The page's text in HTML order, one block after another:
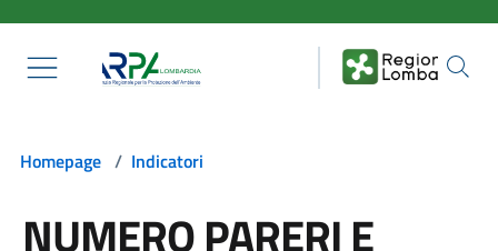
Homepage / Indicatori
NUMERO PARERI E